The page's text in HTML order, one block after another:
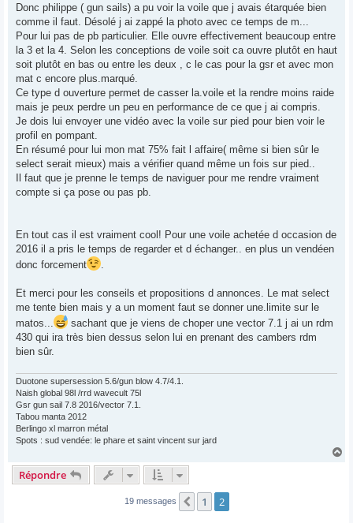
s
a
g
Donc philippe ( gun sails) a pu voir la voile que j avais étarquée bien
comme il faut. Désolé j ai zappé la photo avec ce temps de m...
Pour lui pas de pb particulier. Elle ouvre effectivement beaucoup entre
la 3 et la 4. Selon les conceptions de voile soit ca ouvre plutôt en haut
soit plutôt en bas ou entre les deux , c le cas pour la gsr et avec mon
mat c encore plus.marqué.
Ce type d ouverture permet de casser la.voile et la rendre moins raide
mais je peux perdre un peu en performance de ce que j ai compris.
Je dois lui envoyer une vidéo avec la voile sur pied pour bien voir le
profil en pompant.
En résumé pour lui mon mat 75% fait l affaire( même si bien sûr le
select serait mieux) mais a vérifier quand même un fois sur pied..
Il faut que je prenne le temps de naviguer pour me rendre vraiment
compte si ça pose ou pas pb.
En tout cas il est vraiment cool! Pour une voile achetée d occasion de
2016 il a pris le temps de regarder et d échanger.. en plus un vendéen
donc forcement
.
Et merci pour les conseils et propositions d annonces. Le mat select
me tente bien mais y a un moment faut se donner une.limite sur le
matos...
sachant que je viens de choper une vector 7.1 j ai un rdm
430 qui ira très bien dessus selon lui en prenant des cambers rdm
bien sûr.
Duotone supersession 5.6/gun blow 4.7/4.1.
Naish global 98l /rrd wavecult 75l
Gsr gun sail 7.8 2016/vector 7.1.
Tabou manta 2012
Berlingo xl marron métal
Spots : sud vendée: le phare et saint vincent sur jard
Répondre
19 messages Précédent
1 2